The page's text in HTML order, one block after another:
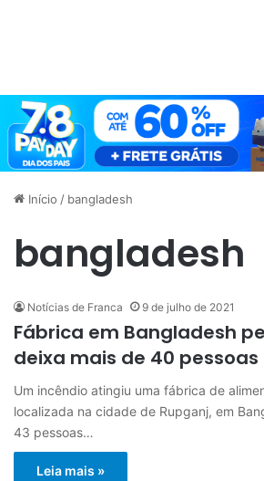
Início / bangladesh
bangladesh
Notícias de Franca 9 de julho de 2021
Fábrica em Bangladesh
deixa mais de 40
Um incêndio atingiu uma fábrica de
localizada na cidade de Rupganj, em
43 pessoas…
Leia mais »